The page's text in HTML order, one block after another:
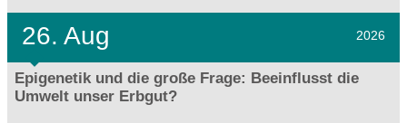
26. Aug 2026
Epigenetik und die große Frage: Beeinflusst die
Umwelt unser Erbgut?